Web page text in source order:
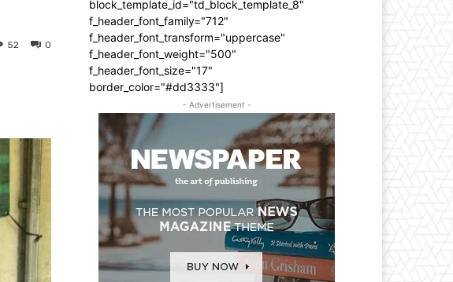
0
52
block_template_id="td_block_template_8"
f_header_font_family="712"
f_header_font_transform="uppercase"
f_header_font_weight="500"
f_header_font_size="17"
border_color="#dd3333"]
- Advertisement -